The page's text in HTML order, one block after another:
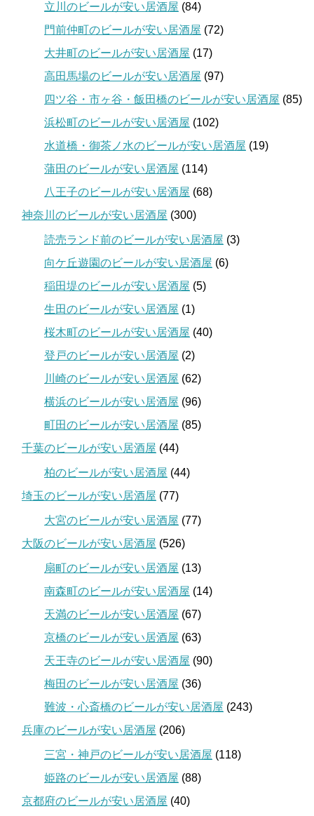
立川のビールが安い居酒屋 (84)
門前仲町のビールが安い居酒屋 (72)
大井町のビールが安い居酒屋 (17)
高田馬場のビールが安い居酒屋 (97)
四ツ谷・市ヶ谷・飯田橋のビールが安い居酒屋 (85)
浜松町のビールが安い居酒屋 (102)
水道橋・御茶ノ水のビールが安い居酒屋 (19)
蒲田のビールが安い居酒屋 (114)
八王子のビールが安い居酒屋 (68)
神奈川のビールが安い居酒屋 (300)
読売ランド前のビールが安い居酒屋 (3)
向ケ丘遊園のビールが安い居酒屋 (6)
稲田堤のビールが安い居酒屋 (5)
生田のビールが安い居酒屋 (1)
桜木町のビールが安い居酒屋 (40)
登戸のビールが安い居酒屋 (2)
川崎のビールが安い居酒屋 (62)
横浜のビールが安い居酒屋 (96)
町田のビールが安い居酒屋 (85)
千葉のビールが安い居酒屋 (44)
柏のビールが安い居酒屋 (44)
埼玉のビールが安い居酒屋 (77)
大宮のビールが安い居酒屋 (77)
大阪のビールが安い居酒屋 (526)
扇町のビールが安い居酒屋 (13)
南森町のビールが安い居酒屋 (14)
天満のビールが安い居酒屋 (67)
京橋のビールが安い居酒屋 (63)
天王寺のビールが安い居酒屋 (90)
梅田のビールが安い居酒屋 (36)
難波・心斎橋のビールが安い居酒屋 (243)
兵庫のビールが安い居酒屋 (206)
三宮・神戸のビールが安い居酒屋 (118)
姫路のビールが安い居酒屋 (88)
京都府のビールが安い居酒屋 (40)